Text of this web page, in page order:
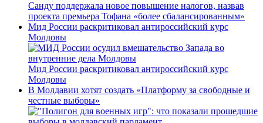
Санду поддержала новое повышение налогов, назвав
проекта премьера Тофана «более сбалансированным»
Мид России раскритиковал антироссийский курс
Молдовы
Мид России раскритиковал антироссийский курс
Молдовы
В Молдавии хотят создать «Платформу за свободные и
честные выборы»